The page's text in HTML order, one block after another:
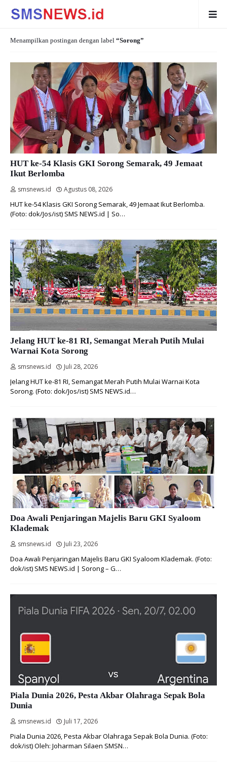
Menampilkan postingan dengan label Sorong
HUT ke-54 Klasis GKI Sorong Semarak, 49 Jemaat
Ikut Berlomba
smsnews.id Agustus 08, 2026
HUT ke-54 Klasis GKI Sorong Semarak, 49 Jemaat Ikut Berlomba.
(Foto: dok/Jos/ist) SMS NEWS.id | So…
Jelang HUT ke-81 RI, Semangat Merah Putih Mulai
Warnai Kota Sorong
smsnews.id Juli 28, 2026
Jelang HUT ke-81 RI, Semangat Merah Putih Mulai Warnai Kota
Sorong. (Foto: dok/Jos/ist) SMS NEWS.id…
Doa Awali Penjaringan Majelis Baru GKI Syaloom
Klademak
smsnews.id Juli 23, 2026
Doa Awali Penjaringan Majelis Baru GKI Syaloom Klademak. (Foto:
dok/ist) SMS NEWS.id | Sorong – G…
Piala Dunia 2026, Pesta Akbar Olahraga Sepak Bola
Dunia
smsnews.id Juli 17, 2026
Piala Dunia 2026, Pesta Akbar Olahraga Sepak Bola Dunia. (Foto:
dok/ist) Oleh: Joharman Silaen SMSN…